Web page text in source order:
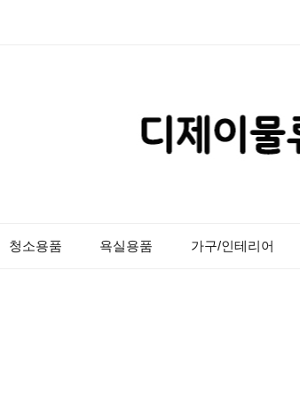
청소용품 욕실용품 가구/인테리어